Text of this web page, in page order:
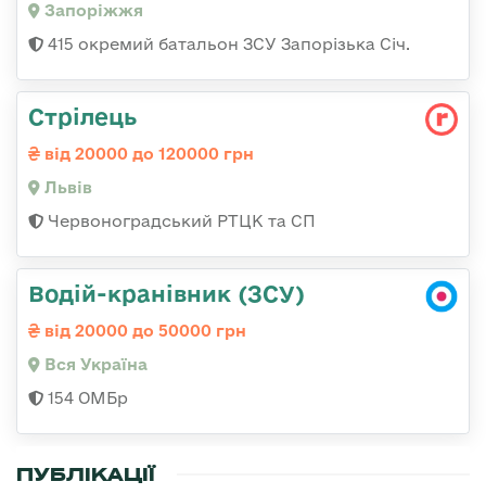
Запоріжжя
415 окремий батальон ЗСУ Запорізька Січ.
Стрілець
від 20000 до 120000 грн
Львів
Червоноградський РТЦК та СП
Водій-кранівник (ЗСУ)
від 20000 до 50000 грн
Вся Україна
154 ОМБр
ПУБЛІКАЦІЇ